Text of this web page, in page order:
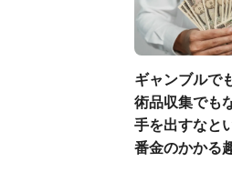
ギャンブルで
術品収集でも
手を出すなと
番金のかかる